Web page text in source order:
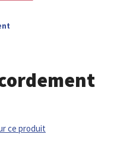
ce produit